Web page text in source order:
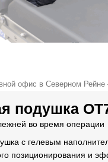
офис в Северном
подушка
во время операции
с гелевым
позиционирования и